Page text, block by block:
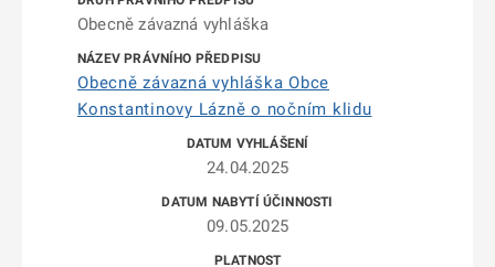
Obecně závazná vyhláška
Obecně závazná vyhláška Obce
Konstantinovy Lázně o nočním klidu
24.04.2025
09.05.2025